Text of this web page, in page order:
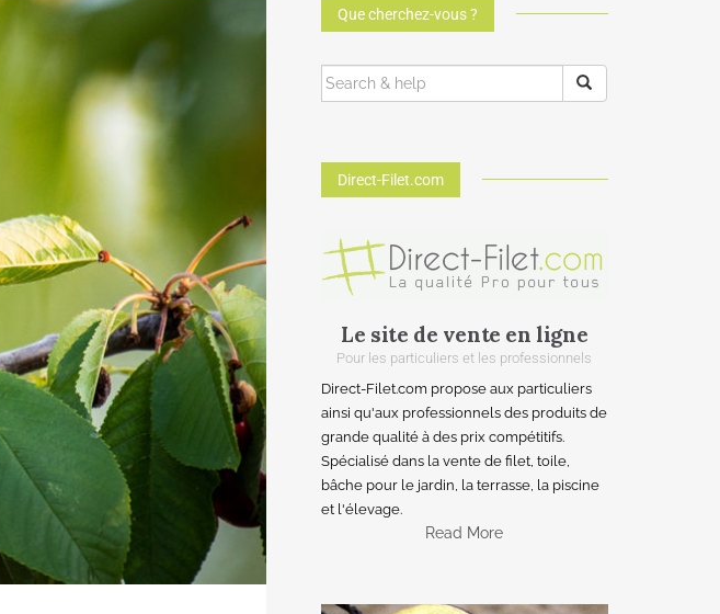
Que cherchez-vous ?
Direct-Filet.com
Le site de vente en ligne
Pour les particuliers et les professionnels
Direct-Filet.com propose aux particuliers
ainsi qu'aux professionnels des produits de
grande qualité à des prix compétitifs.
Spécialisé dans la vente de filet, toile,
bâche pour le jardin, la terrasse, la piscine
et l'élevage.
Read More